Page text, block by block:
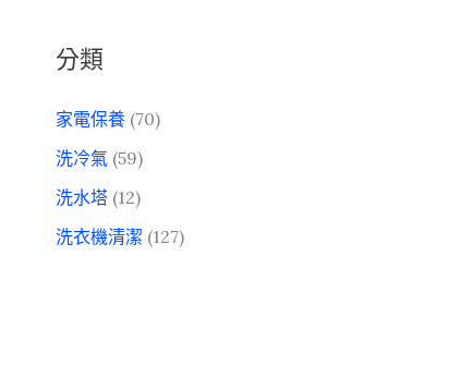
分類
家電保養 (70)
洗冷氣 (59)
洗水塔 (12)
洗衣機清潔 (127)